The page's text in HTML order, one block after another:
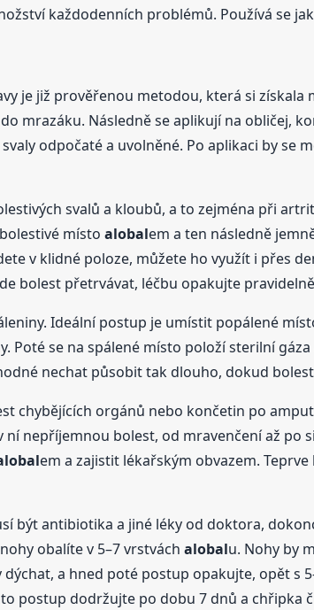
každodenních problémů. Používá se
je již prověřenou metodou, která si získala
mrazáku. Následně se aplikují na obličej,
odpočaté a uvolněné. Po aplikaci by se
svalů a kloubů, a to zejména při
místo alobalem a ten následně
v klidné poloze, můžete ho využít i přes
bolest přetrvávat, léčbu opakujte
Ideální postup je umístit popálené
se na spálené místo položí sterilní
nechat působit tak dlouho, dokud
chybějících orgánů nebo končetin po
nepříjemnou bolest, od mravenčení až po
em a zajistit lékařským obvazem.
být antibiotika a jiné léky od doktora,
obalíte v 5–7 vrstvách alobalu. Nohy by
a hned poté postup opakujte, opět s
postup dodržujte po dobu 7 dnů a chřipka